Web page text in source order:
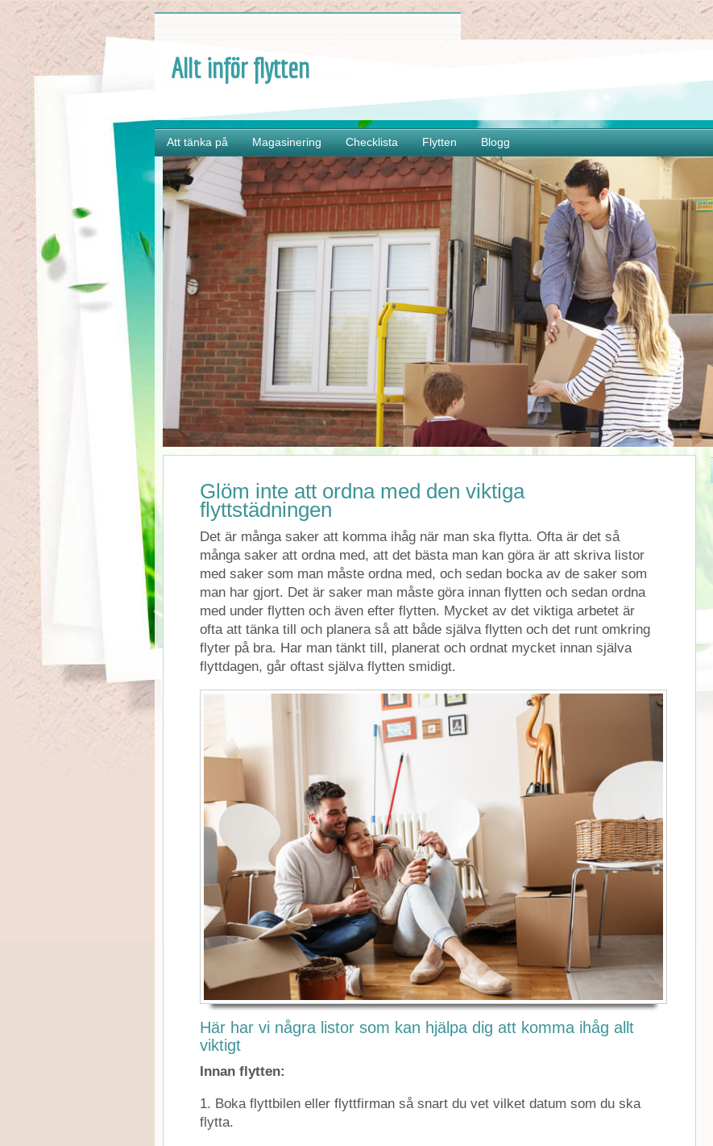
Allt inför flytten
Att tänka på Magasinering Checklista Flytten Blogg
Glöm inte att ordna med den viktiga
flyttstädningen
Det är många saker att komma ihåg när man ska flytta. Ofta är det så
många saker att ordna med, att det bästa man kan göra är att skriva listor
med saker som man måste ordna med, och sedan bocka av de saker som
man har gjort. Det är saker man måste göra innan flytten och sedan ordna
med under flytten och även efter flytten. Mycket av det viktiga arbetet är
ofta att tänka till och planera så att både själva flytten och det runt omkring
flyter på bra. Har man tänkt till, planerat och ordnat mycket innan själva
flyttdagen, går oftast själva flytten smidigt.
Här har vi några listor som kan hjälpa dig att komma ihåg allt
viktigt
Innan flytten:
1. Boka flyttbilen eller flyttfirman så snart du vet vilket datum som du ska
flytta.